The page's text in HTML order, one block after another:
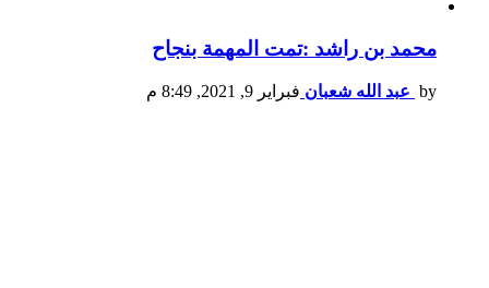
محمد بن راشد :تمت المهمة بنجاح
by عبد الله شعبان فبراير 9, 2021, 8:49 م